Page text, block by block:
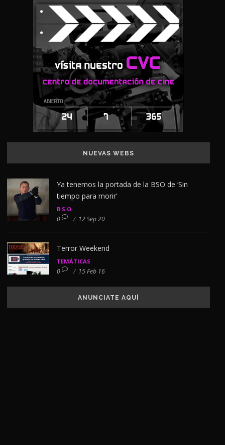
NUEVAS WEBS
Ya tenemos la portada de la BSO de ‘Sin
tiempo para morir’
B.S.O
0 / 12 Sep 20
Terror Weekend
TEMÁTICAS
0 / 15 Feb 16
ANUNCIATE AQUÍ